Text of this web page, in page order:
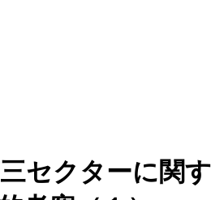
セクターに関す